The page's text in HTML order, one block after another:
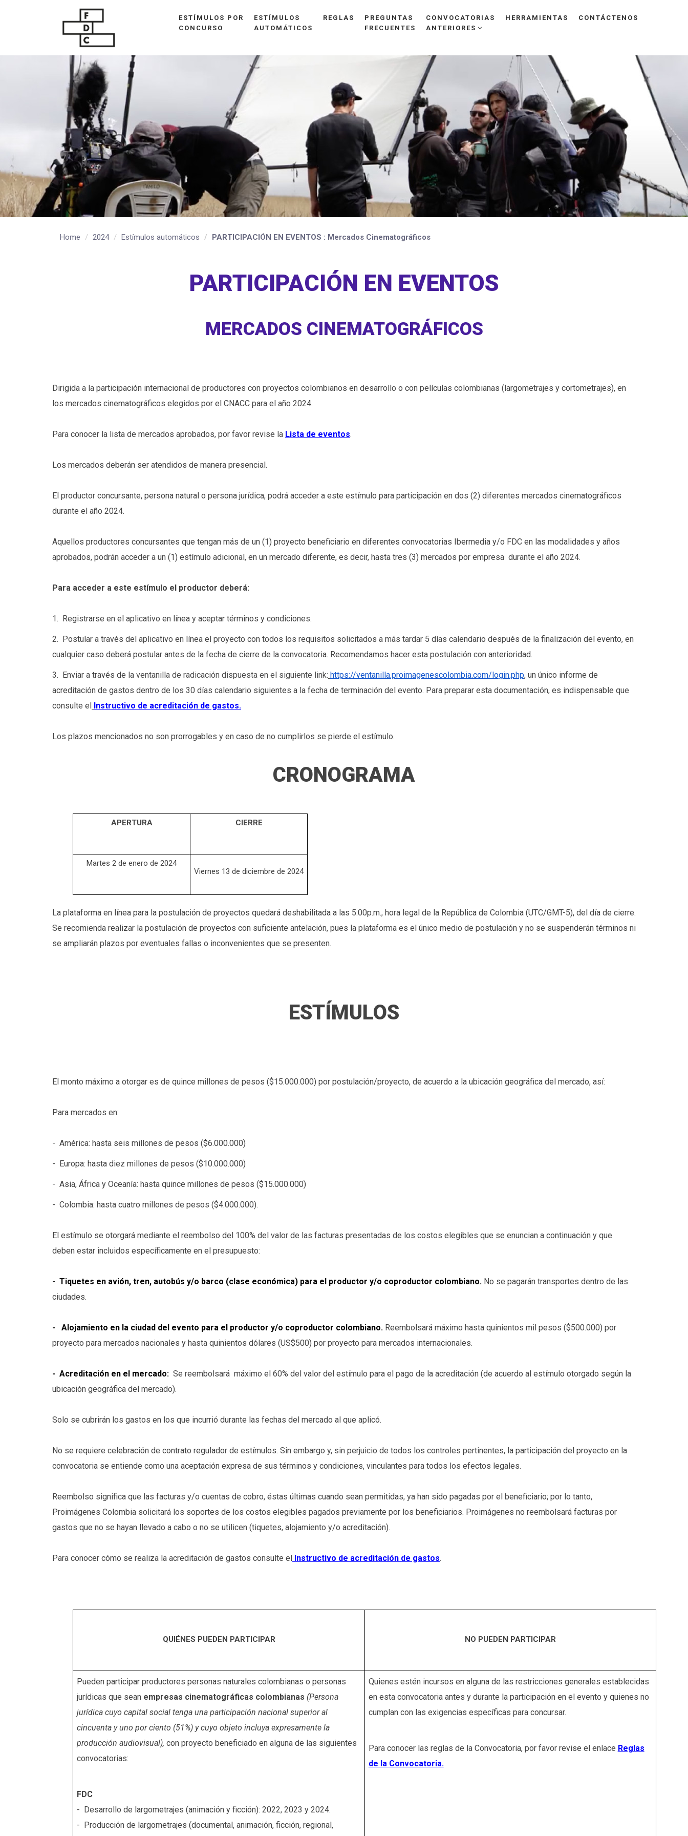
ESTÍMULOS POR
CONCURSO
ESTÍMULOS
AUTOMÁTICOS
REGLAS
PREGUNTAS
FRECUENTES
CONVOCATORIAS
ANTERIORES
HERRAMIENTAS CONTÁCTENOS
Home 2024 Estímulos automáticos PARTICIPACIÓN EN EVENTOS : Mercados Cinematográficos
PARTICIPACIÓN EN EVENTOS
MERCADOS CINEMATOGRÁFICOS
Dirigida a la participación internacional de productores con proyectos colombianos en desarrollo o con películas colombianas (largometrajes y cortometrajes), en
los mercados cinematográficos elegidos por el CNACC para el año 2024.
Para conocer la lista de mercados aprobados, por favor revise la Lista de eventos.
Los mercados deberán ser atendidos de manera presencial.
El productor concursante, persona natural o persona jurídica, podrá acceder a este estímulo para participación en dos (2) diferentes mercados cinematográficos
durante el año 2024.
Aquellos productores concursantes que tengan más de un (1) proyecto beneficiario en diferentes convocatorias Ibermedia y/o FDC en las modalidades y años
aprobados, podrán acceder a un (1) estímulo adicional, en un mercado diferente, es decir, hasta tres (3) mercados por empresa durante el año 2024.
Para acceder a este estímulo el productor deberá:
1. Registrarse en el aplicativo en línea y aceptar términos y condiciones.
2. Postular a través del aplicativo en línea el proyecto con todos los requisitos solicitados a más tardar 5 días calendario después de la finalización del evento, en
cualquier caso deberá postular antes de la fecha de cierre de la convocatoria. Recomendamos hacer esta postulación con anterioridad.
3. Enviar a través de la ventanilla de radicación dispuesta en el siguiente link: https://ventanilla.proimagenescolombia.com/login.php, un único informe de
acreditación de gastos dentro de los 30 días calendario siguientes a la fecha de terminación del evento. Para preparar esta documentación, es indispensable que
consulte el Instructivo de acreditación de gastos.
Los plazos mencionados no son prorrogables y en caso de no cumplirlos se pierde el estímulo.
CRONOGRAMA
APERTURA CIERRE
Martes 2 de enero de 2024
Viernes 13 de diciembre de 2024
La plataforma en línea para la postulación de proyectos quedará deshabilitada a las 5:00p.m., hora legal de la República de Colombia (UTC/GMT-5), del día de cierre.
Se recomienda realizar la postulación de proyectos con suficiente antelación, pues la plataforma es el único medio de postulación y no se suspenderán términos ni
se ampliarán plazos por eventuales fallas o inconvenientes que se presenten.
ESTÍMULOS
El monto máximo a otorgar es de quince millones de pesos ($15.000.000) por postulación/proyecto, de acuerdo a la ubicación geográfica del mercado, así:
Para mercados en:
- América: hasta seis millones de pesos ($6.000.000)
- Europa: hasta diez millones de pesos ($10.000.000)
- Asia, África y Oceanía: hasta quince millones de pesos ($15.000.000)
- Colombia: hasta cuatro millones de pesos ($4.000.000).
El estímulo se otorgará mediante el reembolso del 100% del valor de las facturas presentadas de los costos elegibles que se enuncian a continuación y que
deben estar incluidos específicamente en el presupuesto:
- Tiquetes en avión, tren, autobús y/o barco (clase económica) para el productor y/o coproductor colombiano. No se pagarán transportes dentro de las
ciudades.
- Alojamiento en la ciudad del evento para el productor y/o coproductor colombiano. Reembolsará máximo hasta quinientos mil pesos ($500.000) por
proyecto para mercados nacionales y hasta quinientos dólares (US$500) por proyecto para mercados internacionales.
- Acreditación en el mercado: Se reembolsará máximo el 60% del valor del estímulo para el pago de la acreditación (de acuerdo al estímulo otorgado según la
ubicación geográfica del mercado).
Solo se cubrirán los gastos en los que incurrió durante las fechas del mercado al que aplicó.
No se requiere celebración de contrato regulador de estímulos. Sin embargo y, sin perjuicio de todos los controles pertinentes, la participación del proyecto en la
convocatoria se entiende como una aceptación expresa de sus términos y condiciones, vinculantes para todos los efectos legales.
Reembolso significa que las facturas y/o cuentas de cobro, éstas últimas cuando sean permitidas, ya han sido pagadas por el beneficiario; por lo tanto,
Proimágenes Colombia solicitará los soportes de los costos elegibles pagados previamente por los beneficiarios. Proimágenes no reembolsará facturas por
gastos que no se hayan llevado a cabo o no se utilicen (tiquetes, alojamiento y/o acreditación).
Para conocer cómo se realiza la acreditación de gastos consulte el Instructivo de acreditación de gastos.
QUIÉNES PUEDEN PARTICIPAR NO PUEDEN PARTICIPAR
Pueden participar productores personas naturales colombianas o personas
jurídicas que sean empresas cinematográficas colombianas (Persona
jurídica cuyo capital social tenga una participación nacional superior al
cincuenta y uno por ciento (51%) y cuyo objeto incluya expresamente la
producción audiovisual), con proyecto beneficiado en alguna de las siguientes
convocatorias:
FDC
- Desarrollo de largometrajes (animación y ficción): 2022, 2023 y 2024.
- Producción de largometrajes (documental, animación, ficción, regional,
Quienes estén incursos en alguna de las restricciones generales establecidas
en esta convocatoria antes y durante la participación en el evento y quienes no
cumplan con las exigencias específicas para concursar.
Para conocer las reglas de la Convocatoria, por favor revise el enlace Reglas
de la Convocatoria.